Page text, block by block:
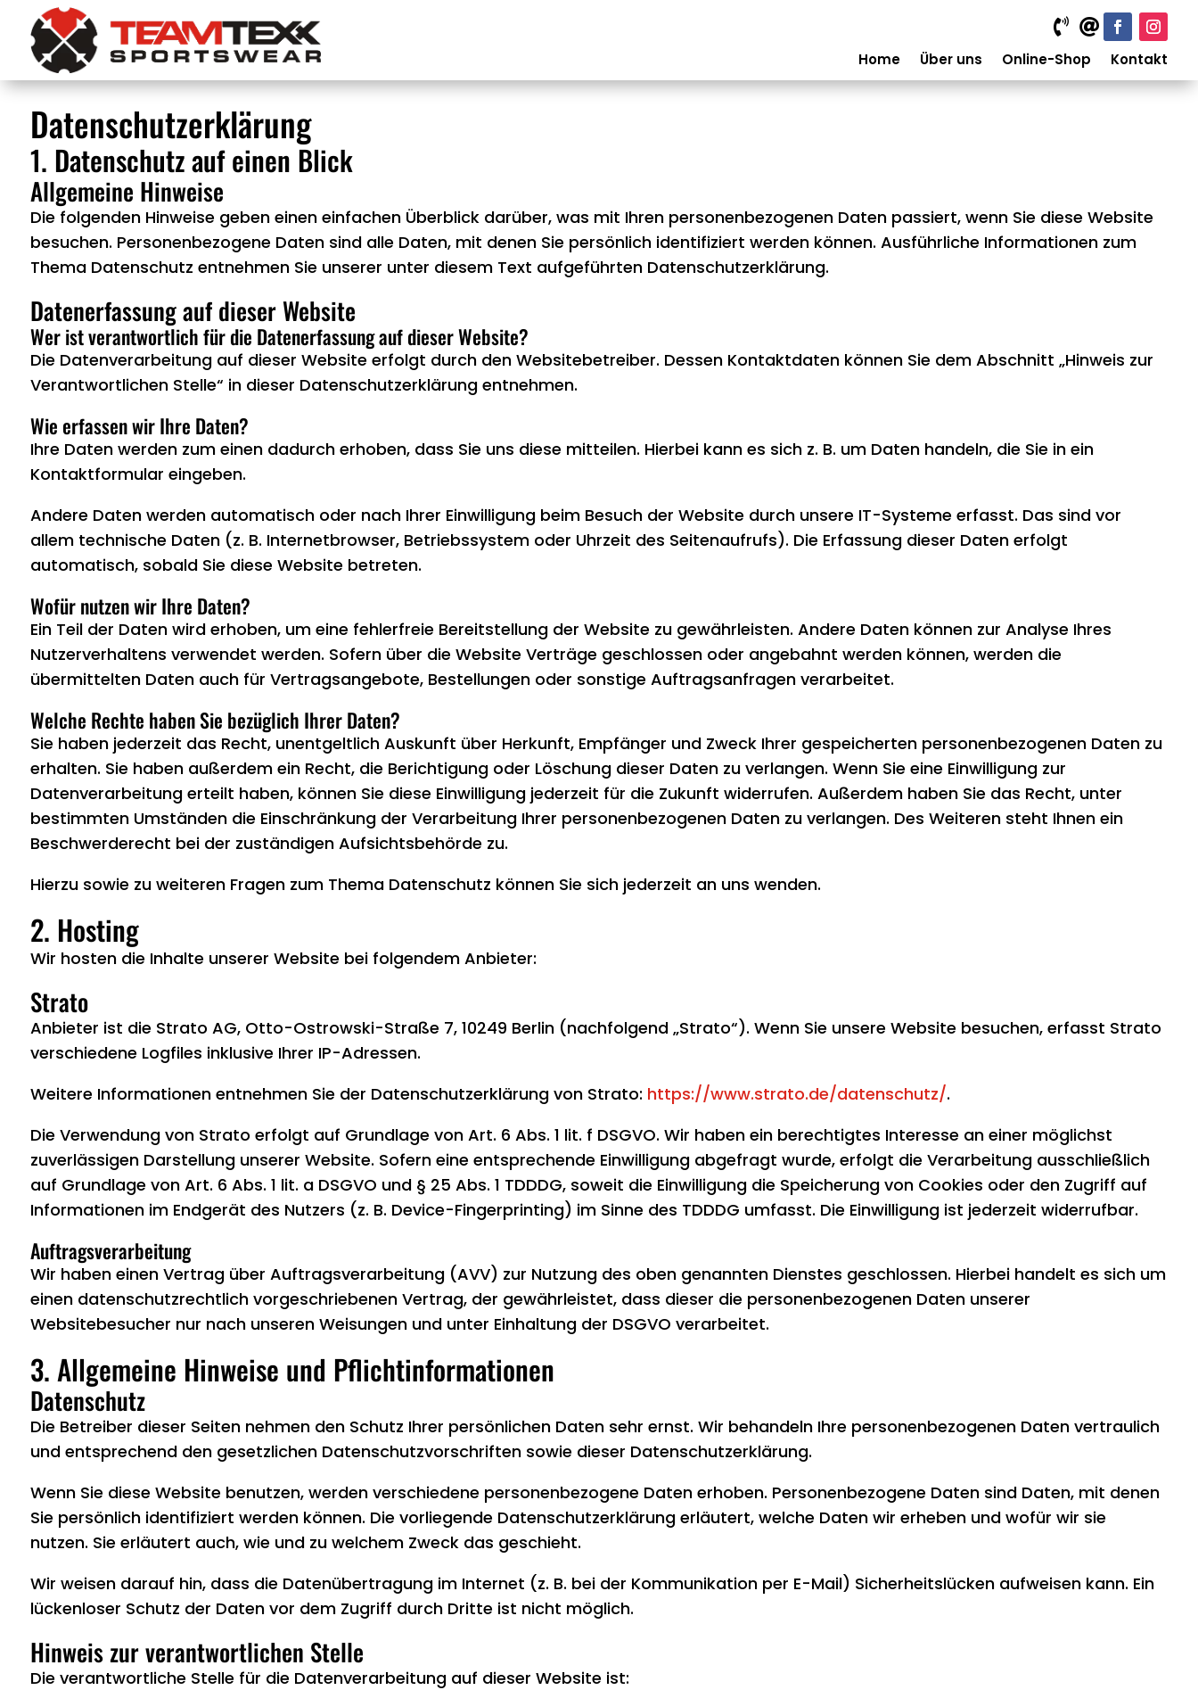
 
Home Über uns Online-Shop Kontakt
Datenschutz­erklärung
1. Datenschutz auf einen Blick
Allgemeine Hinweise
Die folgenden Hinweise geben einen einfachen Überblick darüber, was mit Ihren personenbezogenen Daten passiert, wenn Sie diese Website
besuchen. Personenbezogene Daten sind alle Daten, mit denen Sie persönlich identifiziert werden können. Ausführliche Informationen zum
Thema Datenschutz entnehmen Sie unserer unter diesem Text aufgeführten Datenschutzerklärung.
Datenerfassung auf dieser Website
Wer ist verantwortlich für die Datenerfassung auf dieser Website?
Die Datenverarbeitung auf dieser Website erfolgt durch den Websitebetreiber. Dessen Kontaktdaten können Sie dem Abschnitt „Hinweis zur
Verantwortlichen Stelle“ in dieser Datenschutzerklärung entnehmen.
Wie erfassen wir Ihre Daten?
Ihre Daten werden zum einen dadurch erhoben, dass Sie uns diese mitteilen. Hierbei kann es sich z. B. um Daten handeln, die Sie in ein
Kontaktformular eingeben.
Andere Daten werden automatisch oder nach Ihrer Einwilligung beim Besuch der Website durch unsere IT-Systeme erfasst. Das sind vor
allem technische Daten (z. B. Internetbrowser, Betriebssystem oder Uhrzeit des Seitenaufrufs). Die Erfassung dieser Daten erfolgt
automatisch, sobald Sie diese Website betreten.
Wofür nutzen wir Ihre Daten?
Ein Teil der Daten wird erhoben, um eine fehlerfreie Bereitstellung der Website zu gewährleisten. Andere Daten können zur Analyse Ihres
Nutzerverhaltens verwendet werden. Sofern über die Website Verträge geschlossen oder angebahnt werden können, werden die
übermittelten Daten auch für Vertragsangebote, Bestellungen oder sonstige Auftragsanfragen verarbeitet.
Welche Rechte haben Sie bezüglich Ihrer Daten?
Sie haben jederzeit das Recht, unentgeltlich Auskunft über Herkunft, Empfänger und Zweck Ihrer gespeicherten personenbezogenen Daten zu
erhalten. Sie haben außerdem ein Recht, die Berichtigung oder Löschung dieser Daten zu verlangen. Wenn Sie eine Einwilligung zur
Datenverarbeitung erteilt haben, können Sie diese Einwilligung jederzeit für die Zukunft widerrufen. Außerdem haben Sie das Recht, unter
bestimmten Umständen die Einschränkung der Verarbeitung Ihrer personenbezogenen Daten zu verlangen. Des Weiteren steht Ihnen ein
Beschwerderecht bei der zuständigen Aufsichtsbehörde zu.
Hierzu sowie zu weiteren Fragen zum Thema Datenschutz können Sie sich jederzeit an uns wenden.
2. Hosting
Wir hosten die Inhalte unserer Website bei folgendem Anbieter:
Strato
Anbieter ist die Strato AG, Otto-Ostrowski-Straße 7, 10249 Berlin (nachfolgend „Strato“). Wenn Sie unsere Website besuchen, erfasst Strato
verschiedene Logfiles inklusive Ihrer IP-Adressen.
Weitere Informationen entnehmen Sie der Datenschutzerklärung von Strato: https://www.strato.de/datenschutz/.
Die Verwendung von Strato erfolgt auf Grundlage von Art. 6 Abs. 1 lit. f DSGVO. Wir haben ein berechtigtes Interesse an einer möglichst
zuverlässigen Darstellung unserer Website. Sofern eine entsprechende Einwilligung abgefragt wurde, erfolgt die Verarbeitung ausschließlich
auf Grundlage von Art. 6 Abs. 1 lit. a DSGVO und § 25 Abs. 1 TDDDG, soweit die Einwilligung die Speicherung von Cookies oder den Zugriff auf
Informationen im Endgerät des Nutzers (z. B. Device-Fingerprinting) im Sinne des TDDDG umfasst. Die Einwilligung ist jederzeit widerrufbar.
Auftragsverarbeitung
Wir haben einen Vertrag über Auftragsverarbeitung (AVV) zur Nutzung des oben genannten Dienstes geschlossen. Hierbei handelt es sich um
einen datenschutzrechtlich vorgeschriebenen Vertrag, der gewährleistet, dass dieser die personenbezogenen Daten unserer
Websitebesucher nur nach unseren Weisungen und unter Einhaltung der DSGVO verarbeitet.
3. Allgemeine Hinweise und Pflicht­informationen
Datenschutz
Die Betreiber dieser Seiten nehmen den Schutz Ihrer persönlichen Daten sehr ernst. Wir behandeln Ihre personenbezogenen Daten vertraulich
und entsprechend den gesetzlichen Datenschutzvorschriften sowie dieser Datenschutzerklärung.
Wenn Sie diese Website benutzen, werden verschiedene personenbezogene Daten erhoben. Personenbezogene Daten sind Daten, mit denen
Sie persönlich identifiziert werden können. Die vorliegende Datenschutzerklärung erläutert, welche Daten wir erheben und wofür wir sie
nutzen. Sie erläutert auch, wie und zu welchem Zweck das geschieht.
Wir weisen darauf hin, dass die Datenübertragung im Internet (z. B. bei der Kommunikation per E-Mail) Sicherheitslücken aufweisen kann. Ein
lückenloser Schutz der Daten vor dem Zugriff durch Dritte ist nicht möglich.
Hinweis zur verantwortlichen Stelle
Die verantwortliche Stelle für die Datenverarbeitung auf dieser Website ist: